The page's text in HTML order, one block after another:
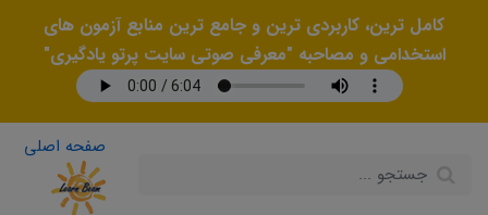
کامل ترین، کاربردی ترین و جامع ترین منابع آزمون های
استخدامی و مصاحبه "معرفی صوتی سایت پرتو یادگیری"
صفحه اصلی